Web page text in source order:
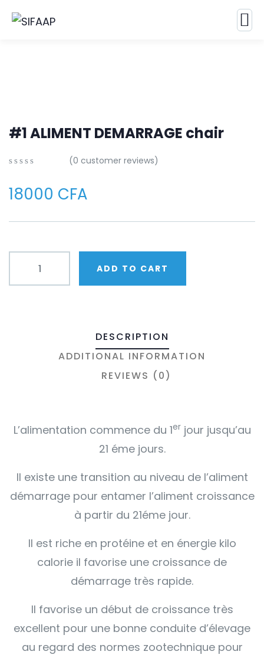
#1 ALIMENT DEMARRAGE chair
of
(0 customer reviews)
18000 CFA
ADD TO CART
DESCRIPTION
ADDITIONAL INFORMATION
REVIEWS (0)
L’alimentation commence du 1erjour jusqu’au
21 éme jours.
Il existe une transition au niveau de l’aliment
démarrage pour entamer l’aliment croissance
à partir du 21éme jour.
Il est riche en protéine et en énergie kilo
calorie il favorise une croissance de
démarrage très rapide.
Il favorise un début de croissance très
excellent pour une bonne conduite d’élevage
au regard des normes zootechnique pour